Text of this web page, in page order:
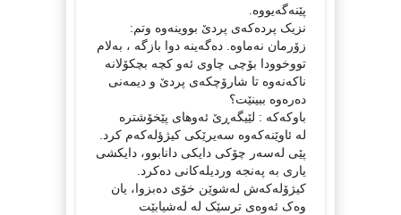
پێنەگەیووە.
نزیک پردەکەی پردێ بووینەوە وتم:
زۆرمان نەماوە. دەگەینە دوا بازگە ، بەلام
تووخوودا بۆچی چاوی ئەو کچە بچکۆلانە
ناکەنەوە تا شارۆچکەی پردێ و دیمەنی
دەرەوە ببینێت؟
باوکەکە : لێیگەڕێ ئەوهای پێخۆشترە
لە ئاوێنەکەوە سەیرێکی کیژؤلەکەم کرد.
پێی لەسەر چۆکی دایکی دانابوو، دایکشی
یاری بە پەنجە وردیلەکانی دەکرد.
كیژۆلەکەش لەشوێن خۆی دەبزوا، یان
وەک ئەوەی ترسێک لە لەشیابێت